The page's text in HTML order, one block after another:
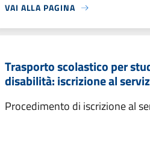
VAI ALLA PAGINA
Trasporto scolastico per
disabilità: iscrizione al
Procedimento di iscrizione al